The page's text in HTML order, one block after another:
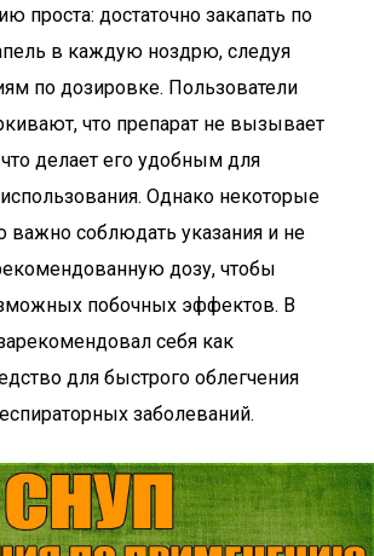
проста: достаточно закапать по
в каждую ноздрю, следуя
по дозировке. Пользователи
что препарат не вызывает
делает его удобным для
Однако некоторые
важно соблюдать указания и не
дозу, чтобы
побочных эффектов. В
себя как
для быстрого облегчения
заболеваний.